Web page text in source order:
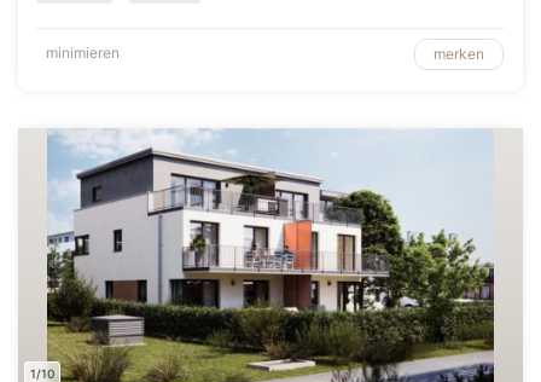
minimieren merken
1/10